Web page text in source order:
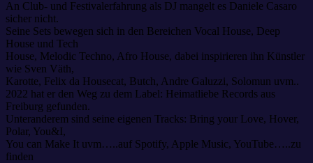
An Club- und Festivalerfahrung als DJ mangelt es Daniele Casaro
sicher nicht.
Seine Sets bewegen sich in den Bereichen Vocal House, Deep
House und Tech
House, Melodic Techno, Afro House, dabei inspirieren ihn Künstler
wie Sven Väth,
Karotte, Felix da Housecat, Butch, Andre Galuzzi, Solomun uvm..
2022 hat er den Weg zu dem Label: Heimatliebe Records aus
Freiburg gefunden.
Unteranderem sind seine eigenen Tracks: Bring your Love, Hover,
Polar, You&I,
You can Make It uvm…..auf Spotify, Apple Music, YouTube…..zu
finden